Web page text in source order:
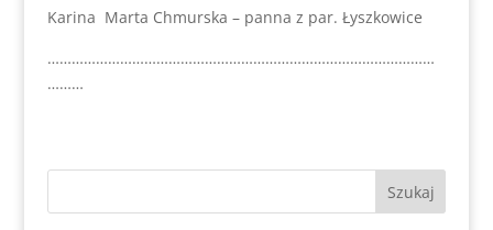
Karina Marta Chmurska – panna z par. Łyszkowice
……………………………………………………………………………………
………